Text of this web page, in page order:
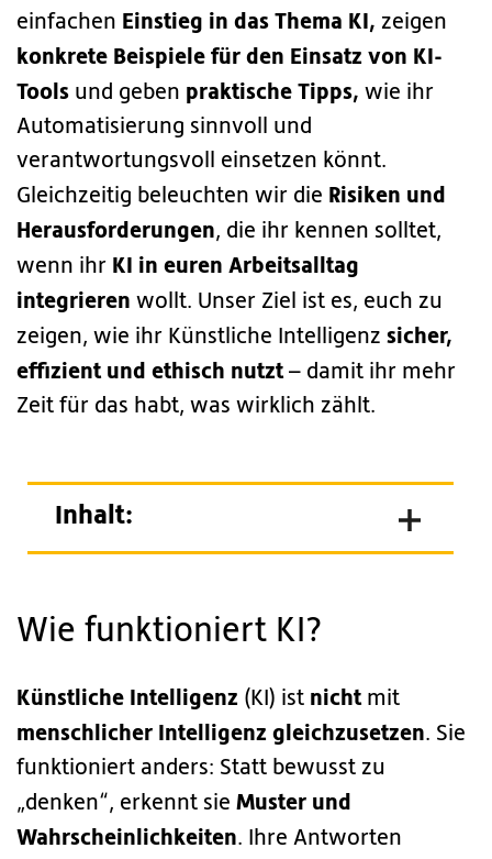
einfachen Einstieg in das Thema KI, zeigen
konkrete Beispiele für den Einsatz von KI-
Tools und geben praktische Tipps, wie ihr
Automatisierung sinnvoll und
verantwortungsvoll einsetzen könnt.
Gleichzeitig beleuchten wir die Risiken und
Herausforderungen, die ihr kennen solltet,
wenn ihr KI in euren Arbeitsalltag
integrieren wollt. Unser Ziel ist es, euch zu
zeigen, wie ihr Künstliche Intelligenz sicher,
effizient und ethisch nutzt– damit ihr mehr
Zeit für das habt, was wirklich zählt.
Inhalt:
Wie funktioniert KI?
Künstliche Intelligenz (KI) ist nichtmit
menschlicher Intelligenz gleichzusetzen. Sie
funktioniert anders: Statt bewusst zu
„denken“, erkennt sie Muster und
Wahrscheinlichkeiten. Ihre Antworten